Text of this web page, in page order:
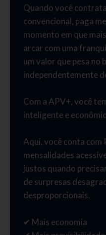
Quando você
convencional, paga
momento em que
arcar com uma
um valor que pesa no
independentemente
Com a APV+, você
inteligente e
Aqui, você conta com
mensalidades
justos quando
de surpresas
desproporcionais.
✔ Mais economia